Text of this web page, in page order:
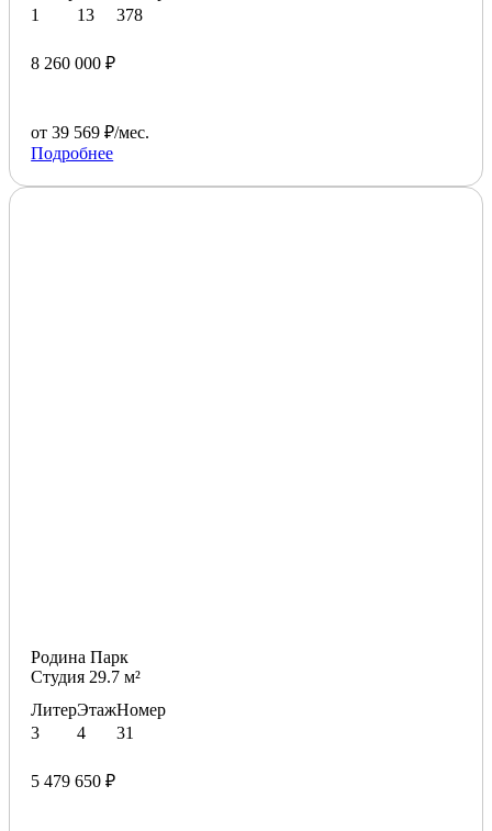
1
13
378
8 260 000 ₽
от 39 569 ₽/мес.
Подробнее
Родина Парк
Студия 29.7 м²
Литер
3
Этаж
4
Номер
31
5 479 650 ₽